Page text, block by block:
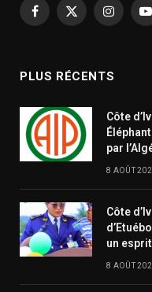
Facebook
X
PLUS RÉCENTS
Côte
par
8 AOÛT
Côte
un
8 AOÛT